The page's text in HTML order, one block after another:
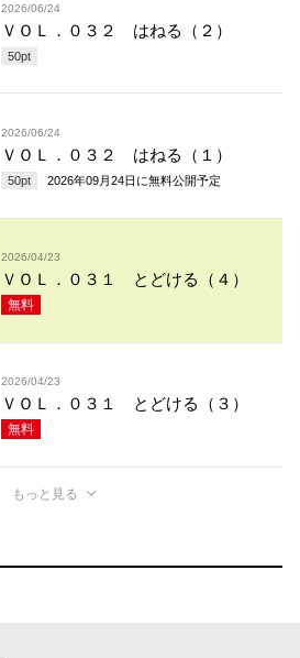
2026/06/24
ＶＯＬ．０３２ はねる（２）
50pt
2026/06/24
ＶＯＬ．０３２ はねる（１）
50pt 2026年09月24日 に無料公開予定
2026/04/23
ＶＯＬ．０３１ とどける（４）
無料
2026/04/23
ＶＯＬ．０３１ とどける（３）
無料
もっと見る